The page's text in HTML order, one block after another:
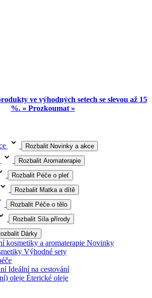
ve výhodných setech se slevou až 15
%. » Prozkoumat »
Rozbalit Novinky a akce
Rozbalit Aromaterapie
Rozbalit Péče o pleť
Rozbalit Matka a dítě
Rozbalit Péče o tělo
Rozbalit Síla přírody
Dárky
Novinky
Výhodné sety
Ideální na cestování
Éterické oleje